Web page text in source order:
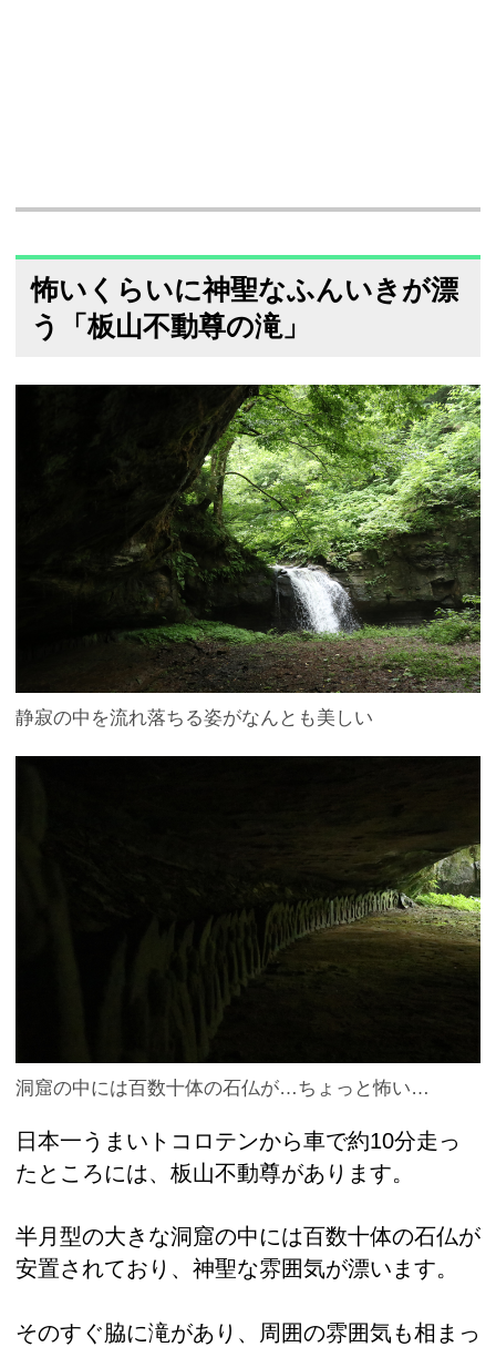
怖いくらいに神聖なふんいきが漂
う「板山不動尊の滝」
静寂の中を流れ落ちる姿がなんとも美しい
洞窟の中には百数十体の石仏が…ちょっと怖い…
日本一うまいトコロテンから車で約10分走っ
たところには、板山不動尊があります。
半月型の大きな洞窟の中には百数十体の石仏が
安置されており、神聖な雰囲気が漂います。
そのすぐ脇に滝があり、周囲の雰囲気も相まっ